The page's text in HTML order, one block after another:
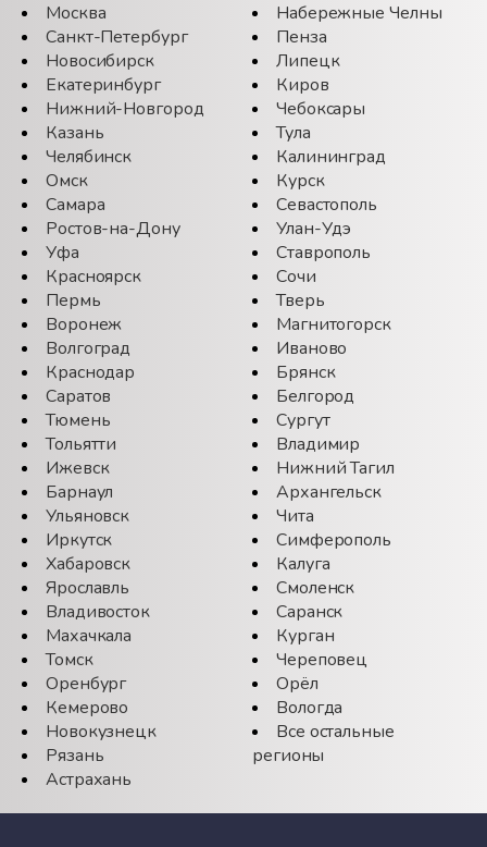
Москва
Санкт-Петербург
Новосибирск
Екатеринбург
Нижний-Новгород
Казань
Челябинск
Омск
Самара
Ростов-на-Дону
Уфа
Красноярск
Пермь
Воронеж
Волгоград
Краснодар
Саратов
Тюмень
Тольятти
Ижевск
Барнаул
Ульяновск
Иркутск
Хабаровск
Ярославль
Владивосток
Махачкала
Томск
Оренбург
Кемерово
Новокузнецк
Рязань
Астрахань
Набережные Челны
Пенза
Липецк
Киров
Чебоксары
Тула
Калининград
Курск
Севастополь
Улан-Удэ
Ставрополь
Сочи
Тверь
Магнитогорск
Иваново
Брянск
Белгород
Сургут
Владимир
Нижний Тагил
Архангельск
Чита
Симферополь
Калуга
Смоленск
Саранск
Курган
Череповец
Орёл
Вологда
Все остальные
регионы